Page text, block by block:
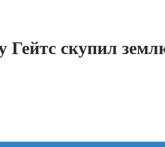
Гейтс скупил